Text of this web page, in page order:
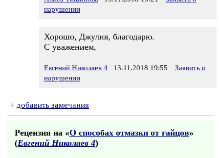
нарушении
Хорошо, Джулия, благодарю.
С уважением,
Евгений Николаев 4 13.11.2018 19:55
Заявить о
нарушении
+ добавить замечания
Рецензия на «О способах отмазки от гайцов»
(Евгений Николаев 4)